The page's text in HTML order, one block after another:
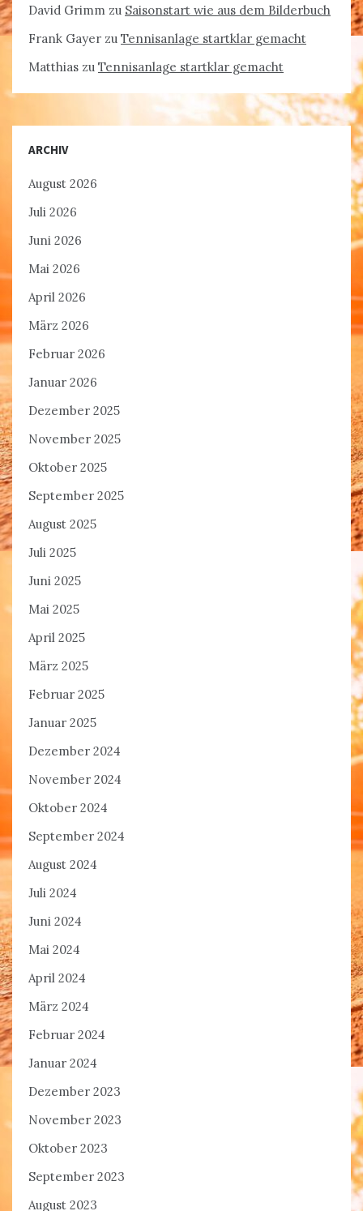
David Grimm zu Saisonstart wie aus dem Bilderbuch
Frank Gayer zu Tennisanlage startklar gemacht
Matthias zu Tennisanlage startklar gemacht
ARCHIV
August 2026
Juli 2026
Juni 2026
Mai 2026
April 2026
März 2026
Februar 2026
Januar 2026
Dezember 2025
November 2025
Oktober 2025
September 2025
August 2025
Juli 2025
Juni 2025
Mai 2025
April 2025
März 2025
Februar 2025
Januar 2025
Dezember 2024
November 2024
Oktober 2024
September 2024
August 2024
Juli 2024
Juni 2024
Mai 2024
April 2024
März 2024
Februar 2024
Januar 2024
Dezember 2023
November 2023
Oktober 2023
September 2023
August 2023